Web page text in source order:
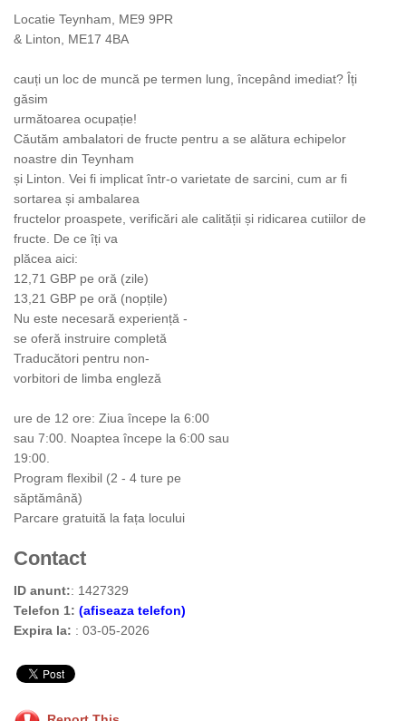
Locatie Teynham, ME9 9PR
& Linton, ME17 4BA
cauți un loc de muncă pe termen lung, începând imediat? Îți
găsim
următoarea ocupație!
Căutăm ambalatori de fructe pentru a se alătura echipelor
noastre din Teynham
și Linton. Vei fi implicat într-o varietate de sarcini, cum ar fi
sortarea și ambalarea
fructelor proaspete, verificări ale calității și ridicarea cutiilor de
fructe. De ce îți va
plăcea aici:
12,71 GBP pe oră (zile)
13,21 GBP pe oră (nopțile)
Nu este necesară experiență -
se oferă instruire completă
Traducători pentru non-
vorbitori de limba engleză
ure de 12 ore: Ziua începe la 6:00
sau 7:00. Noaptea începe la 6:00 sau
19:00.
Program flexibil (2 - 4 ture pe
săptămână)
Parcare gratuită la fața locului
Contact
ID anunt:: 1427329
Telefon 1: (afiseaza telefon)
Expira la: : 03-05-2026